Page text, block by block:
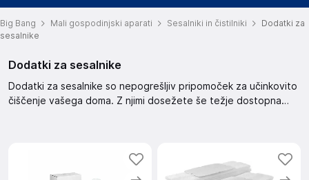
Big Bang Mali gospodinjski aparati Sesalniki in čistilniki
Dodatki za
sesalnike
Dodatki za sesalnike
Dodatki za sesalnike so nepogrešljiv pripomoček za učinkovito
čiščenje vašega doma. Z njimi dosežete še težje dostopna